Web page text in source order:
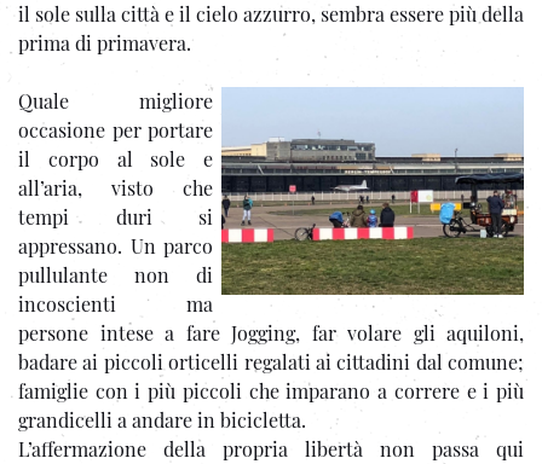
il sole sulla città e il cielo azzurro, sembra essere più della
prima di primavera.
Quale migliore
occasione per portare
il corpo al sole e
all’aria, visto che
tempi duri si
appressano. Un parco
pullulante non di
incoscienti ma
persone intese a fare Jogging, far volare gli aquiloni,
badare ai piccoli orticelli regalati ai cittadini dal comune;
famiglie con i più piccoli che imparano a correre e i più
grandicelli a andare in bicicletta.
L’affermazione della propria libertà non passa qui